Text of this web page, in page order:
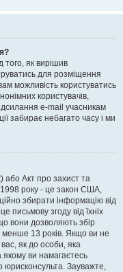
того, як вирішив
для розміщення
можливість користуватись
користувачів,
e-mail учасникам
забирає небагато часу і ми
або Акт про захист та
1998 року - це закон США,
збирати інформацію від
письмову згоду від їхніх
що вони дозволяють збір
менше 13 років. Якщо ви не
як до особи, яка
якому ви намагаєтесь
юрисконсульта. Зауважте,